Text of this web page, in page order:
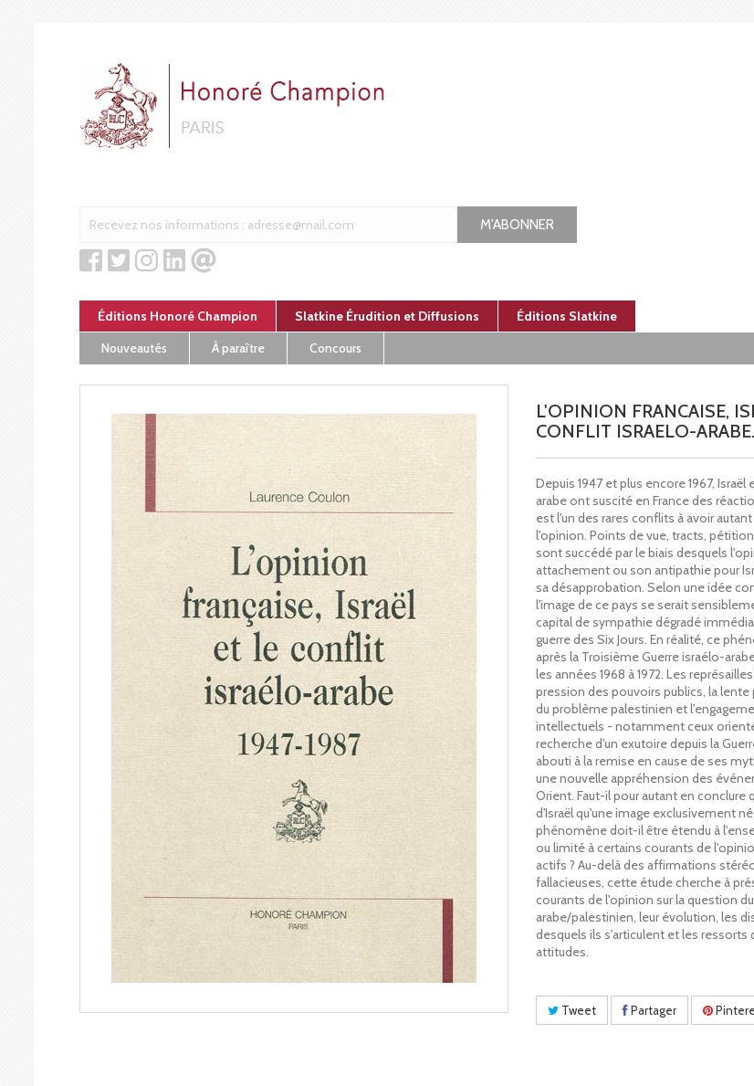
M'ABONNER
Éditions Honoré Champion Slatkine Érudition et Diffusions Éditions Slatkine
Nouveautés
À paraître Concours
L'OPINION FRANCAISE,
CONFLIT ISRAELO-
Depuis 1947 et plus encore 1967,
arabe ont suscité en France des
est l'un des rares conflits à avoir
l'opinion. Points de vue, tracts,
sont succédé par le biais desquels
attachement ou son antipathie pour
sa désapprobation. Selon une idée
l'image de ce pays se serait
capital de sympathie dégradé
guerre des Six Jours. En réalité, ce
après la Troisième Guerre israélo-
les années 1968 à 1972. Les
pression des pouvoirs publics, la
du problème palestinien et
intellectuels - notamment ceux
recherche d'un exutoire depuis la
abouti à la remise en cause de ses
une nouvelle appréhension des
Orient. Faut-il pour autant en conclure
d'Israël qu'une image exclusivement
phénomène doit-il être étendu à
ou limité à certains courants de
actifs ? Au-delà des affirmations
fallacieuses, cette étude cherche à
courants de l'opinion sur la question
arabe/palestinien, leur évolution, les
desquels ils s'articulent et les ressorts
attitudes.
Tweet Partager